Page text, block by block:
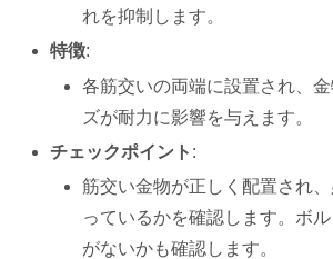
れを抑制します。
特徴:
各筋交いの両端に設置され、
ズが耐力に影響を与えます。
チェックポイント :
筋交い金物が正しく配置され
っているかを確認します。ボ
がないかも確認します。